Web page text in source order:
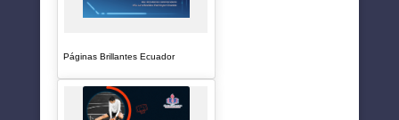
Páginas Brillantes Ecuador